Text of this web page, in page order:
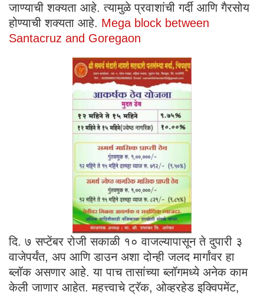
जाण्याची शक्यता आहे. त्यामुळे प्रवाशांची गर्दी आणि गैरसोय
होण्याची शक्यता आहे. Mega block between
Santacruz and Goregaon
दि. ७ सप्टेंबर रोजी सकाळी १० वाजल्यापासून ते दुपारी ३
वाजेपर्यंत, अप आणि डाउन अशा दोन्ही जलद मार्गांवर हा
ब्लॉक असणार आहे. या पाच तासांच्या ब्लॉगमध्ये अनेक काम
केली जाणार आहेत. महत्त्वाचे ट्रॅक, ओव्हरहेड इक्विपमेंट,